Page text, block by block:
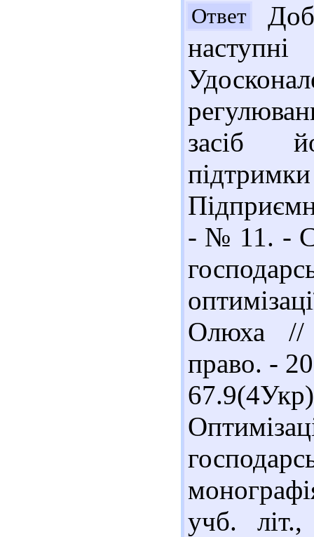
Ответ
засіб
- № 11. -
Олюха //
право. -
учб.